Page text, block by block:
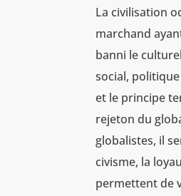
La civilisation
marchand
banni le
social,
et le principe
rejeton du
globalistes, il
civisme, la
permettent de